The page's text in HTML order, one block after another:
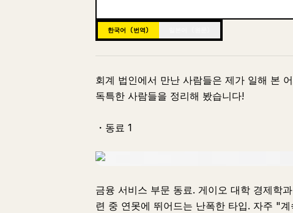
한국어 (번역)
회계 법인에서 만난 사람들은 제가 일해 본
독특한 사람들을 정리해 봤습니다!
・동료 1
금융 서비스 부문 동료. 게이오 대학 경제학
련 중 연못에 뛰어드는 난폭한 타입. 자주 "